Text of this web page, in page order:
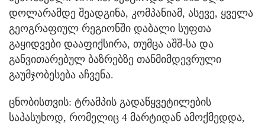
დოლარამდე შეადგინა, კომპანიამ, ასევე, ყველა
გეოგრაფიულ რეგიონში დაბალი სუფთა
გაყიდვები დააფიქსირა, თუმცა აშშ-სა და
განვითარებულ ბაზრებზე თანმიმდევრული
გაუმჯობესება აჩვენა.
ცნობისთვის: ტრამპის გადაწყვეტილების
საპასუხოდ, რომელიც 4 მარტიდან ამოქმედდა,